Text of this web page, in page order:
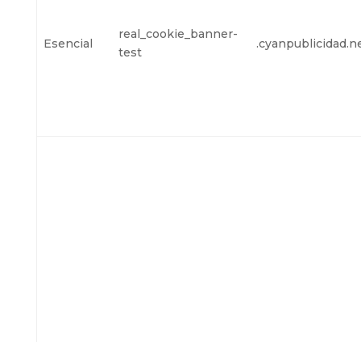
Esencial
real_cookie_banner-
test